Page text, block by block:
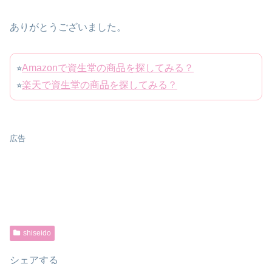
ありがとうございました。
⭐︎Amazonで資生堂の商品を探してみる？
⭐︎楽天で資生堂の商品を探してみる？
広告
shiseido
シェアする